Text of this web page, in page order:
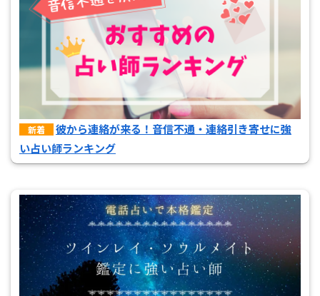
新着
彼から連絡が来る！音信不通・連絡引き寄せに強
い占い師ランキング